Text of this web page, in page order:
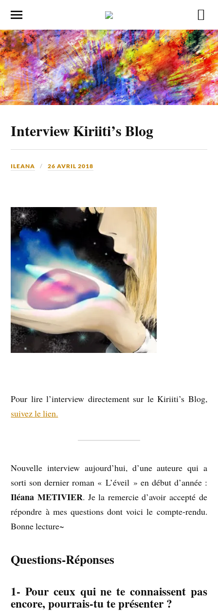
Interview Kiriiti’s Blog
ILEANA 26 AVRIL 2018
Pour lire l’interview directement sur le Kiriiti’s Blog,
suivez le lien.
Nouvelle interview aujourd’hui, d’une auteure qui a
sorti son dernier roman « L’éveil » en début d’année :
Iléana METIVIER. Je la remercie d’avoir accepté de
répondre à mes questions dont voici le compte-rendu.
Bonne lecture~
Questions-Réponses
1- Pour ceux qui ne te connaissent pas
encore, pourrais-tu te présenter ?